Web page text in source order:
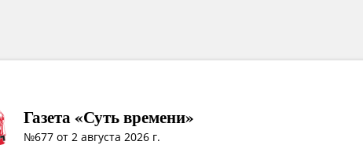
Газета «Суть времени»
№677 от 2 августа 2026 г.